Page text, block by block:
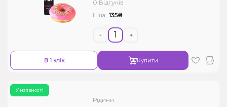
0 Відгуків
Ціна: 135₴
- +
В 1 клік Купити
У наявності
Рідини